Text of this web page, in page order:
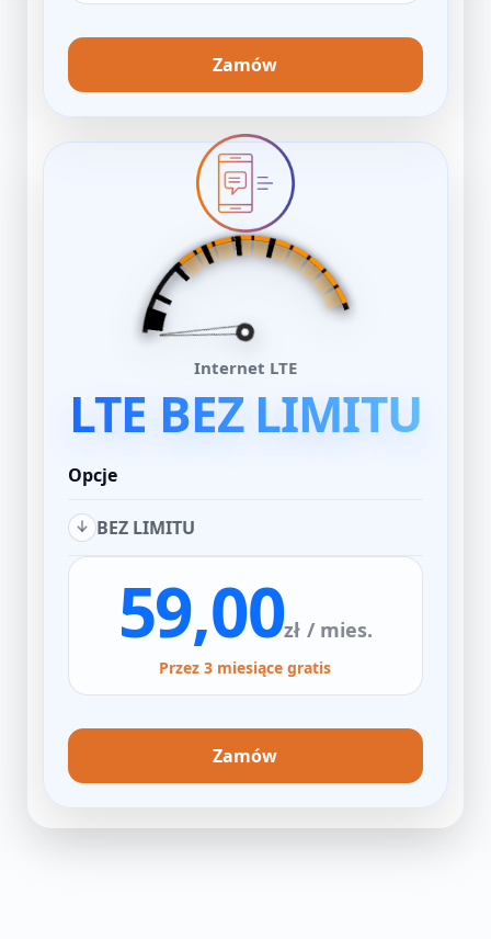
Zamów
Internet LTE
LTE BEZ LIMITU
Opcje
BEZ LIMITU
59,00zł / mies.
Przez 3 miesiące gratis
Zamów